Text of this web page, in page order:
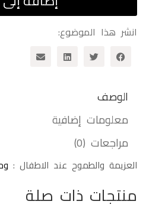
انشر هذا الموضوع:
الوصف
معلومات إضافية
مراجعات (0)
العزيمة والطموح عند الاطفال :
منتجات ذات صلة